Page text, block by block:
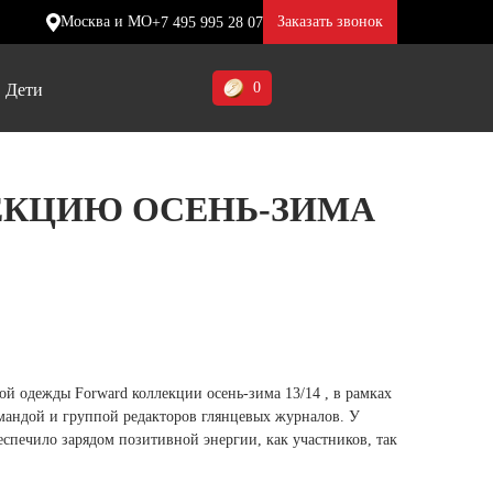
Москва и МО+7 495 995 28 07 Заказать звонок
Дети 0
округ (3)
ОСЕНЬ-ЗИМА
одежды Forward коллекции осень-зима 13/14 , в рамках
и группой редакторов глянцевых журналов. У
зарядом позитивной энергии, как участников, так